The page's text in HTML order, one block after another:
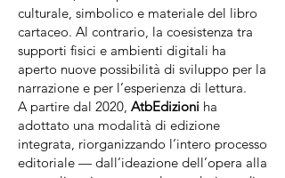
culturale, simbolico e materiale del libro
cartaceo. Al contrario, la coesistenza tra
supporti fisici e ambienti digitali ha
aperto nuove possibilità di sviluppo per la
narrazione e per l’esperienza di lettura.
A partire dal 2020, AtbEdizioni ha
adottato una modalità di edizione
integrata, riorganizzando l’intero processo
editoriale — dall’ideazione dell’opera alla